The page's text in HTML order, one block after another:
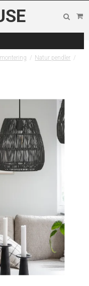
/ Natur pendler /